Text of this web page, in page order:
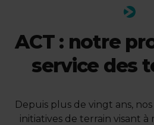
ACT : notre
service des
Depuis plus de vingt ans,
initiatives de terrain visant à